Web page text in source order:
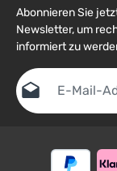
Abonnieren Sie
Newsletter, um
informiert zu
E-Mail-Adresse*
Ich habe die
Pflichtfelder.